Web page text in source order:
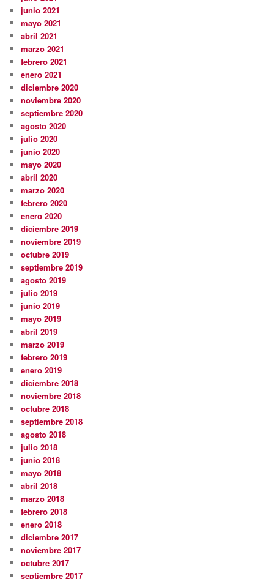
junio 2021
mayo 2021
abril 2021
marzo 2021
febrero 2021
enero 2021
diciembre 2020
noviembre 2020
septiembre 2020
agosto 2020
julio 2020
junio 2020
mayo 2020
abril 2020
marzo 2020
febrero 2020
enero 2020
diciembre 2019
noviembre 2019
octubre 2019
septiembre 2019
agosto 2019
julio 2019
junio 2019
mayo 2019
abril 2019
marzo 2019
febrero 2019
enero 2019
diciembre 2018
noviembre 2018
octubre 2018
septiembre 2018
agosto 2018
julio 2018
junio 2018
mayo 2018
abril 2018
marzo 2018
febrero 2018
enero 2018
diciembre 2017
noviembre 2017
octubre 2017
septiembre 2017